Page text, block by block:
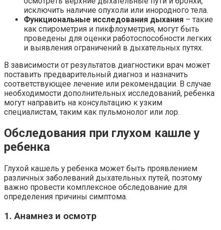
исключить наличие опухоли или инородного тела.
Функциональные исследования дыхания – такие
как спирометрия и пикфлоуметрия, могут быть
проведены для оценки работоспособности легких
и выявления ограничений в дыхательных путях.
В зависимости от результатов диагностики врач может
поставить предварительный диагноз и назначить
соответствующее лечение или рекомендации. В случае
необходимости дополнительных исследований, ребенка
могут направить на консультацию к узким
специалистам, таким как пульмонолог или лор.
Обследования при глухом кашле у
ребенка
Глухой кашель у ребенка может быть проявлением
различных заболеваний дыхательных путей, поэтому
важно провести комплексное обследование для
определения причины симптома.
1. Анамнез и осмотр